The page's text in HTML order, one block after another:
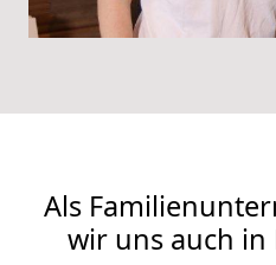
Als
wir uns auch